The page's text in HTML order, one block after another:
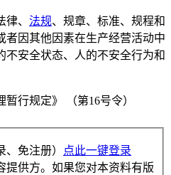
、 法规、规章、标准、规程和
者因其他因素在生产经营活动中
不安全状态、人的不安全行为和
暂行规定》 （第16号令）
免注册）
点此一键登录
供方。如果您对本资料有版